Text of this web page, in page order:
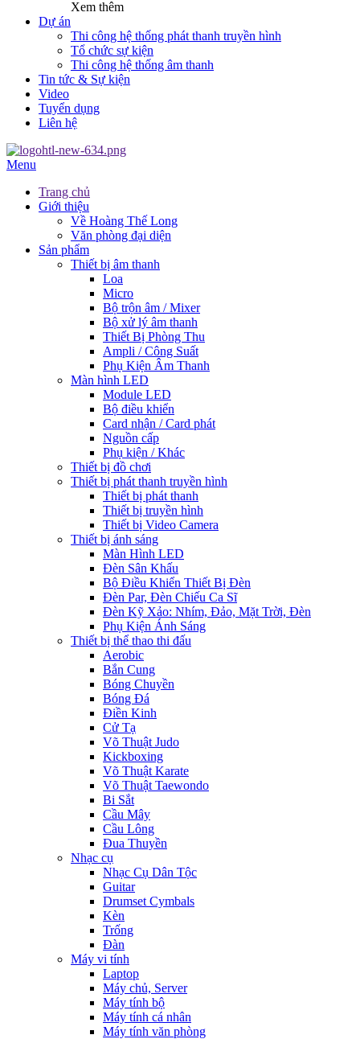
Xem thêm
Dự án
Thi công hệ thống phát thanh truyền hình
Tổ chức sự kiện
Thi công hệ thống âm thanh
Tin tức & Sự kiện
Video
Tuyển dụng
Liên hệ
Menu
Trang chủ
Giới thiệu
Về Hoàng Thế Long
Văn phòng đại diện
Sản phẩm
Thiết bị âm thanh
Loa
Micro
Bộ trộn âm / Mixer
Bộ xử lý âm thanh
Thiết Bị Phòng Thu
Ampli / Công Suất
Phụ Kiện Âm Thanh
Màn hình LED
Module LED
Bộ điều khiển
Card nhận / Card phát
Nguồn cấp
Phụ kiện / Khác
Thiết bị đồ chơi
Thiết bị phát thanh truyền hình
Thiết bị phát thanh
Thiết bị truyền hình
Thiết bị Video Camera
Thiết bị ánh sáng
Màn Hình LED
Đèn Sân Khấu
Bộ Điều Khiển Thiết Bị Đèn
Đèn Par, Đèn Chiếu Ca Sĩ
Đèn Kỹ Xảo: Nhím, Đảo, Mặt Trời, Đèn
Phụ Kiện Ánh Sáng
Thiết bị thể thao thi đấu
Aerobic
Bắn Cung
Bóng Chuyền
Bóng Đá
Điền Kinh
Cử Tạ
Võ Thuật Judo
Kickboxing
Võ Thuật Karate
Võ Thuật Taewondo
Bi Sắt
Cầu Mây
Cầu Lông
Đua Thuyền
Nhạc cụ
Nhạc Cụ Dân Tộc
Guitar
Drumset Cymbals
Kèn
Trống
Đàn
Máy vi tính
Laptop
Máy chủ, Server
Máy tính bộ
Máy tính cá nhân
Máy tính văn phòng